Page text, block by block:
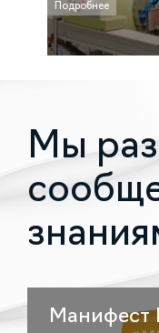
Подробнее
Мы
Манифест